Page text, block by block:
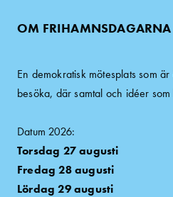
OM FRIHAMNSDAGARNA
En demokratisk mötesplats som
besöka, där samtal och idéer
Datum 2026:
Torsdag 27 augusti
Fredag 28 augusti
Lördag 29 augusti